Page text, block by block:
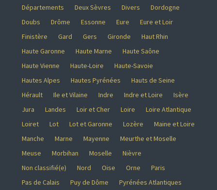
Départements
Deux Sèvres Divers
Dordogne
Doubs
Drôme Essonne Eure
Eure et Loir
Finistère
Gard Gers Gironde
Haut Rhin
Haute Garonne
Haute Marne
Haute Saône
Haute Vienne
Haute-Loire
Haute-Savoie
Hautes Alpes
Hautes Pyrénées
Hauts de Seine
Hérault
Ile et Vilaine Indre Indre et Loire
Isère
Jura
Landes Loir et Cher Loire
Loire Atlantique
Loiret
Lot Lot et Garonne Lozère
Maine et Loire
Manche
Marne Mayenne
Meurthe et Moselle
Meuse
Morbihan Moselle
Nièvre
Non classifié(e)
Nord Oise Orne
Paris
Pas de Calais
Puy de Dôme Pyrénées Atlantiques